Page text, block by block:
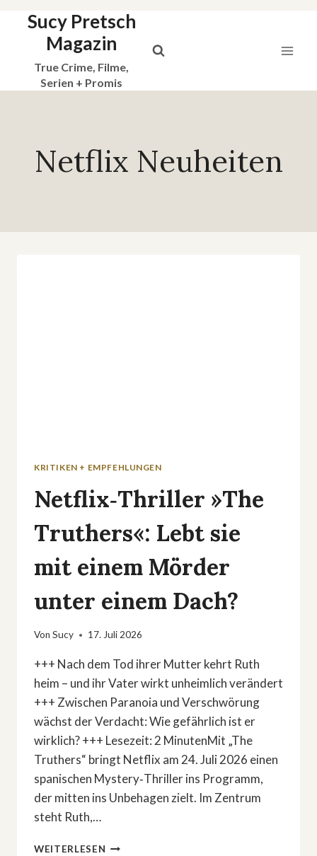
Sucy Pretsch
Magazin
True Crime, Filme,
Serien + Promis
Netflix Neuheiten
KRITIKEN + EMPFEHLUNGEN
Netflix‑Thriller »The
Truthers«: Lebt sie
mit einem Mörder
unter einem Dach?
Von Sucy 17. Juli 2026
+++ Nach dem Tod ihrer Mutter kehrt Ruth
heim – und ihr Vater wirkt unheimlich verändert
+++ Zwischen Paranoia und Verschwörung
wächst der Verdacht: Wie gefährlich ist er
wirklich? +++ Lesezeit: 2 MinutenMit „The
Truthers“ bringt Netflix am 24. Juli 2026 einen
spanischen Mystery‑Thriller ins Programm,
der mitten ins Unbehagen zielt. Im Zentrum
steht Ruth,…
WEITERLESEN NETFLIX‑THRILLER